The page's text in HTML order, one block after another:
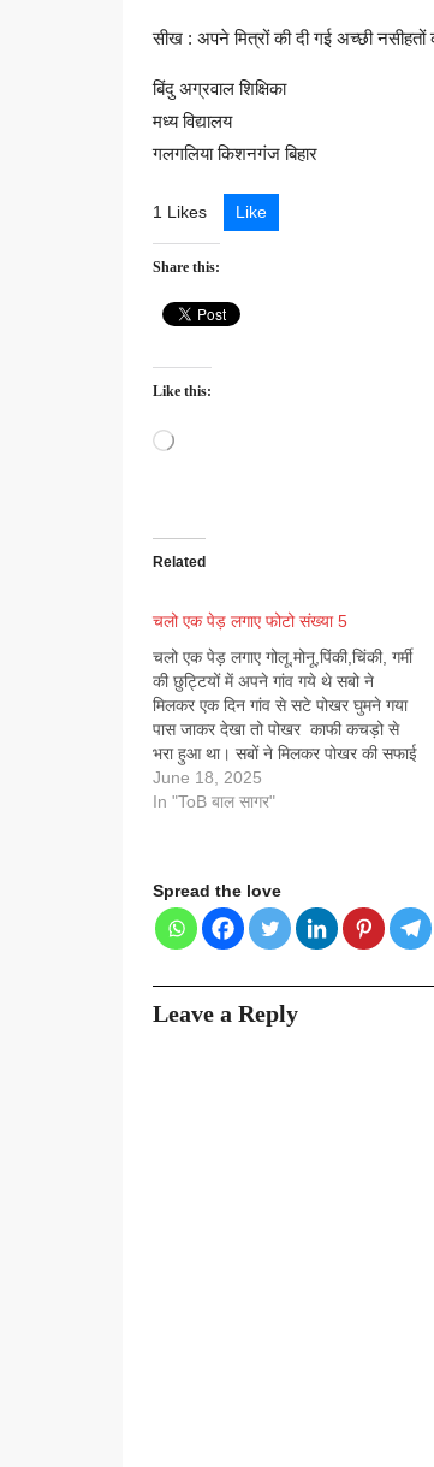
सीख : अपने मित्रों की दी गई अच्छी नसीहतों
बिंदु अग्रवाल शिक्षिका
मध्य विद्यालय
गलगलिया किशनगंज बिहार
1 Likes Like
Share this:
Like this:
Loading…
Related
चलो एक पेड़ लगाए फोटो संख्या 5
चलो एक पेड़ लगाए गोलू,मोनू,पिंकी,चिंकी, गर्मी
की छुट्टियों में अपने गांव गये थे सबो ने
मिलकर एक दिन गांव से सटे पोखर घुमने गया
पास जाकर देखा तो पोखर काफी कचड़ो से
भरा हुआ था। सबों ने मिलकर पोखर की सफाई
करने लगे और कचड़े को टोकरी में भर बाहर…
June 18, 2025
In "ToB बाल सागर"
Spread the love
Leave a Reply